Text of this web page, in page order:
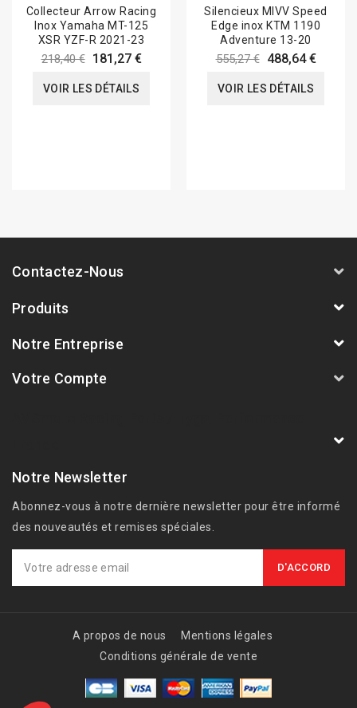
Collecteur Arrow Racing
Inox Yamaha MT-125
XSR YZF-R 2021-23
218,40 € 181,27 €
VOIR LES DÉTAILS
Silencieux MIVV Speed
Edge inox KTM 1190
Adventure 13-20
555,27 € 488,64 €
VOIR LES DÉTAILS
Contactez-Nous
Produits
Notre Entreprise
Votre Compte
Notre Newsletter
Abonnez-vous à notre dernière newsletter pour être informé
des nouveautés et remises spéciales.
A propos de nous
Mentions légales
Conditions générale de vente